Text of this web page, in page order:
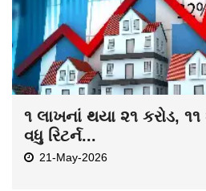
૧ લાખનાં થયા ૨૧ કરોડ,
વધુ રિટર્ન...
21-May-2026